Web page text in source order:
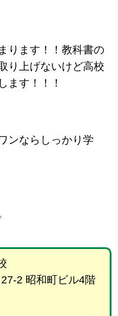
ります！！教科書の
り上げないけど高校
ます！！！
ンならしっかり学
2 昭和町ビル4階